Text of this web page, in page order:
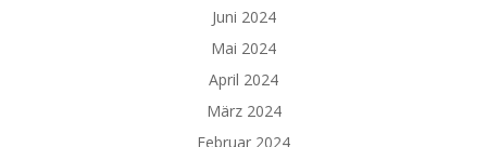
Juni 2024
Mai 2024
April 2024
März 2024
Februar 2024